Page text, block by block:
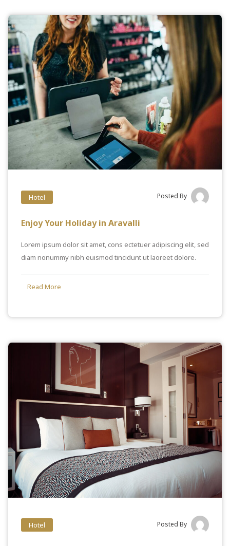
Hotel Posted By
Enjoy Your Holiday in Aravalli
Lorem ipsum dolor sit amet, cons ectetuer adipiscing elit, sed
diam nonummy nibh euismod tincidunt ut laoreet dolore.
Read More
Hotel Posted By